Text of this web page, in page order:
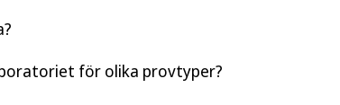
för olika provtyper?